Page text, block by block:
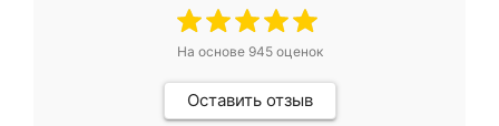
На основе 945оценок
Оставить отзыв